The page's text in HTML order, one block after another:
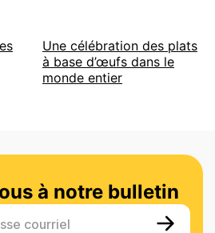
Une célébration des plats
à base d’œufs dans le
monde entier
à notre bulletin
courriel